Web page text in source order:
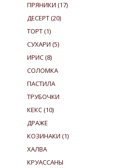
ПРЯНИКИ (17)
ДЕСЕРТ(20)
ТОРТ(1)
СУХАРИ (5)
ИРИС(8)
СОЛОМКА
ПАСТИЛА
ТРУБОЧКИ
КЕКС(10)
ДРАЖЕ
КОЗИНАКИ (1)
ХАЛВА
КРУАССАНЫ